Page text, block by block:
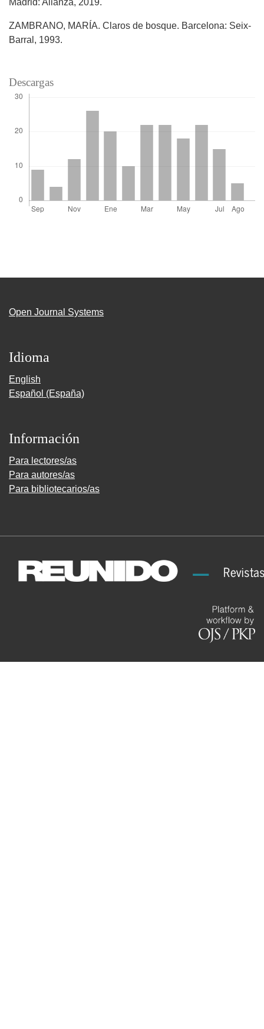
Madrid: Alianza, 2019.
ZAMBRANO, MARÍA. Claros de bosque. Barcelona: Seix-
Barral, 1993.
Descargas
Open Journal Systems
Idioma
English
Español (España)
Información
Para lectores/as
Para autores/as
Para bibliotecarios/as